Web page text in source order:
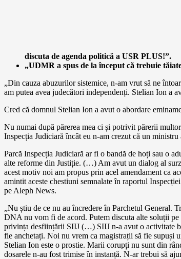
discuta de agenda politică a USR PLUS!”.
„UDMR a spus de la început că trebuie
„Din cauza abuzurilor sistemice, n-am vrut să ne
am putea avea judecători independenți. Stelian Ion a
Cred că domnul Stelian Ion a avut o abordare
Nu numai după părerea mea ci și potrivit părerii
Inspecția Judiciară încât eu n-am crezut că un ministru
Parcă Inspecția Judiciară ar fi o bandă de hoți sau o
alte reforme din Justiție. (…) Am avut un dialog al
acest motiv noi am propus prin acel amendament ca
amintit aceste chestiuni semnalate în raportul
pe Aleph News.
„Nu știu de ce nu au încredere în Parchetul General.
DNA nu vom fi de acord. Putem discuta alte soluții
privința desființării SIIJ (…) SIIJ n-a avut o activitate
fie anchetați. Noi nu vrem ca magistrații să fie supuși
Stelian Ion este o prostie. Marii corupți nu sunt din
dosarele n-au fost trimise în instanță. N-ar trebui să